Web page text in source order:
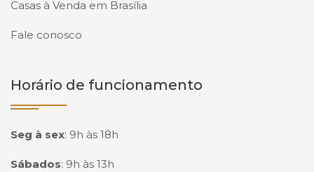
Casas à Venda em Brasília
Fale conosco
Horário de funcionamento
Seg à sex: 9h às 18h
Sábados: 9h às 13h